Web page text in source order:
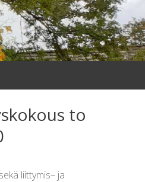
to
liittymis– ja